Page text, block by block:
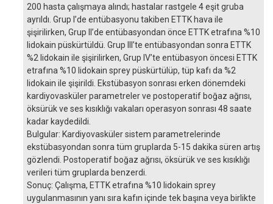
200 hasta çalışmaya alındı; hastalar rastgele 4 eşit gruba
ayrıldı. Grup I’de entübasyonu takiben ETTK hava ile
şişirilirken, Grup II’de entübasyondan önce ETTK etrafına %10
lidokain püskürtüldü. Grup III’te entübasyondan sonra ETTK
%2 lidokain ile şişirilirken, Grup IV’te entübasyon öncesi ETTK
etrafına %10 lidokain sprey püskürtülüp, tüp kafı da %2
lidokain ile şişirildi. Ekstübasyon sonrası erken dönemdeki
kardiyovasküler parametreler ve postoperatif boğaz ağrısı,
öksürük ve ses kısıklığı vakaları operasyon sonrası 48 saate
kadar kaydedildi.
Bulgular: Kardiyovasküler sistem parametrelerinde
ekstübasyondan sonra tüm gruplarda 5-15 dakika süren artış
gözlendi. Postoperatif boğaz ağrısı, öksürük ve ses kısıklığı
verileri tüm gruplarda benzerdi.
Sonuç: Çalışma, ETTK etrafına %10 lidokain sprey
uygulanmasının yanı sıra kafın içinde tek başına veya birlikte